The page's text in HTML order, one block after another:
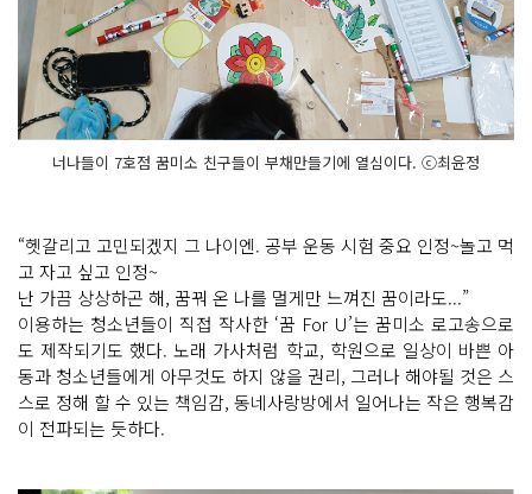
너나들이 7호점 꿈미소 친구들이 부채만들기에 열심이다. ⓒ최윤정
“헷갈리고 고민되겠지 그 나이엔. 공부 운동 시험 중요 인정~놀고 먹
고 자고 싶고 인정~
난 가끔 상상하곤 해, 꿈꿔 온 나를 멀게만 느껴진 꿈이라도...”
이용하는 청소년들이 직접 작사한 ‘꿈 For U’는 꿈미소 로고송으로
도 제작되기도 했다. 노래 가사처럼 학교, 학원으로 일상이 바쁜 아
동과 청소년들에게 아무것도 하지 않을 권리, 그러나 해야될 것은 스
스로 정해 할 수 있는 책임감, 동네사랑방에서 일어나는 작은 행복감
이 전파되는 듯하다.